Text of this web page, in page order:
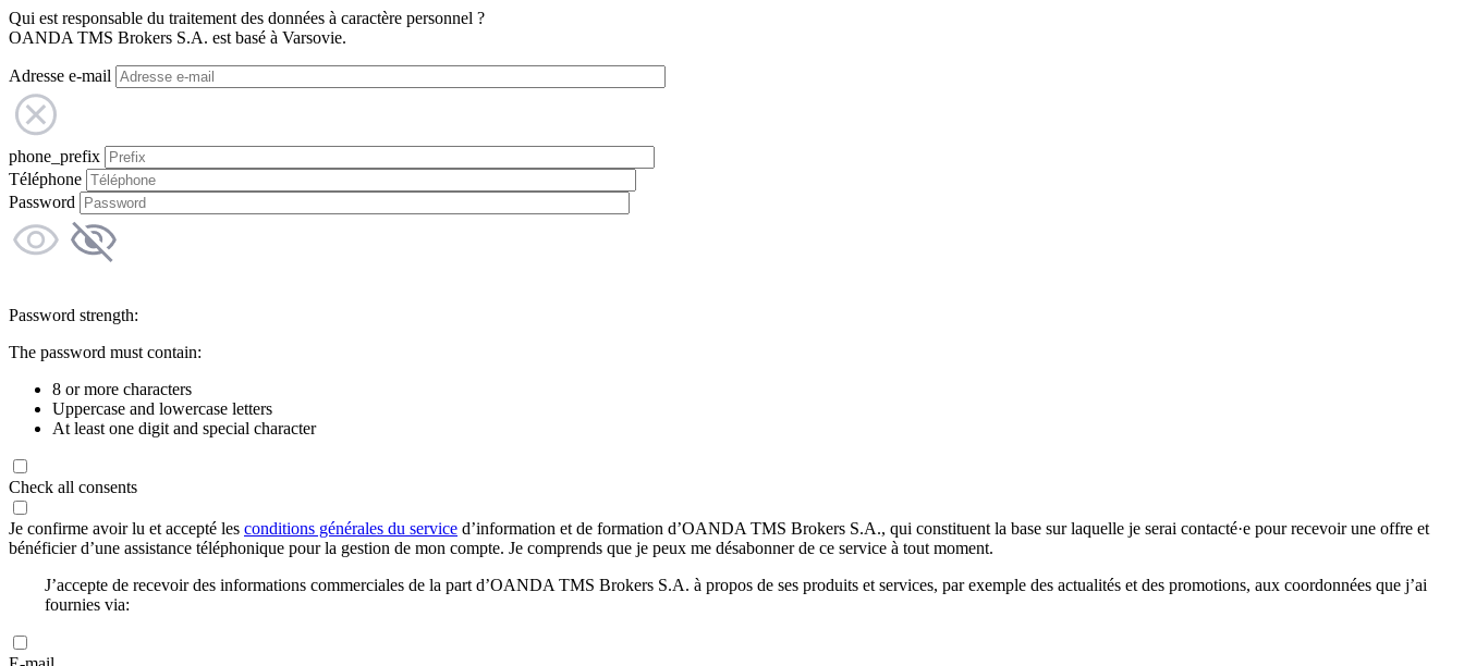
Qui est responsable du traitement des données à caractère personnel ?
OANDA TMS Brokers S.A. est basé à Varsovie.
Adresse e-mail
phone_prefix
Téléphone
Password
Password strength:
The password must contain:
8 or more characters
Uppercase and lowercase letters
At least one digit and special character
Check all consents
Je confirme avoir lu et accepté les conditions générales du service d’information et de formation d’OANDA TMS Brokers S.A., qui constituent la base sur laquelle je serai contacté·e pour recevoir une offre et
bénéficier d’une assistance téléphonique pour la gestion de mon compte. Je comprends que je peux me désabonner de ce service à tout moment.
J’accepte de recevoir des informations commerciales de la part d’OANDA TMS Brokers S.A. à propos de ses produits et services, par exemple des actualités et des promotions, aux coordonnées que j’ai
fournies via: